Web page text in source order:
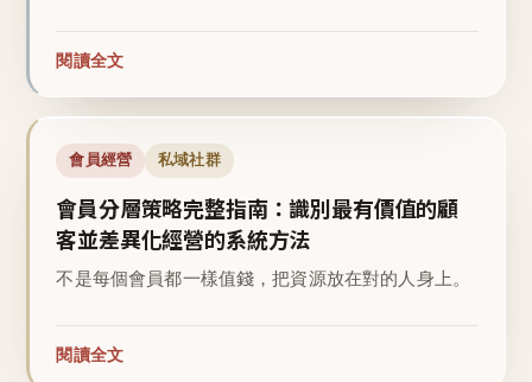
閱讀全文
會員經營 私域社群
會員分層策略完整指南：識別最有價值的顧
客並差異化經營的系統方法
不是每個會員都一樣值錢，把資源放在對的人身上。
閱讀全文